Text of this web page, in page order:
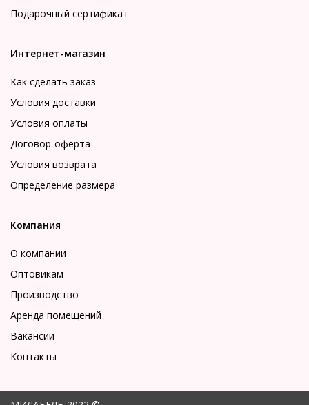
Подарочный сертификат
Интернет-магазин
Как сделать заказ
Условия доставки
Условия оплаты
Договор-оферта
Условия возврата
Определение размера
Компания
О компании
Оптовикам
Производство
Аренда помещений
Вакансии
Контакты